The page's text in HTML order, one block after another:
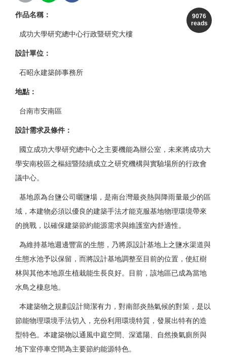
9076
reads
作品名稱 ：
成功大學研究總中心行政暨研究大樓
設計單位 ：
石昭永建築師事務所
地點 ：
台南市安南區
設計需求及條件 ：
國立成功大學研究總中心之主要機能為辦公室，未來將成功大
學安南校區之樞紐暨陸續成立之研究機構與實驗場所的行政會
議中心。
基地原為台鹽公司曬鹽場，是南台灣最炎熱與降雨量最少的區
域，本建物必須以優良的建築手法才能克服基地物理環境帶來
的挑戰，以確保建築節約能源需求與維護室內舒適性。
為維持基地週邊豐富的生態，乃將原設計基地上之鹽水渠道與
生態水池予以保留，而將設計基地調整至目前的位置，使紅樹
林與其他本地原生植栽能生長良好。目前，該地區已成為當地
水鳥之棲息地。
本建築物之規劃設計簡潔有力，對南部炎熱氣候的對策，是以
節能物理環境手法切入，充份利用環境特質，發展出特有的造
型特色。本建築物以通風中庭空間、深遮陽、自然換氣廁所與
地下室停車空間為主要節約能源特色。